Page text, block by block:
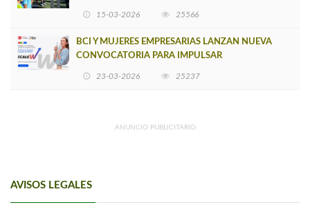
15-03-2026 25566
BCI Y MUJERES EMPRESARIAS LANZAN NUEVA
CONVOCATORIA PARA IMPULSAR
23-03-2026 25237
ANUNCIO PUBLICITARIO
AVISOS LEGALES